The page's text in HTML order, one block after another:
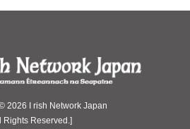
2026 I rish Network Japan
Rights Reserved.]